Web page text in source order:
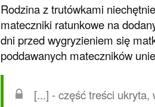
Rodzina z trutówkami
mateczniki ratunkowe na
dni przed wygryzieniem się
poddawanych mateczników
[...] - część treści ukryta,